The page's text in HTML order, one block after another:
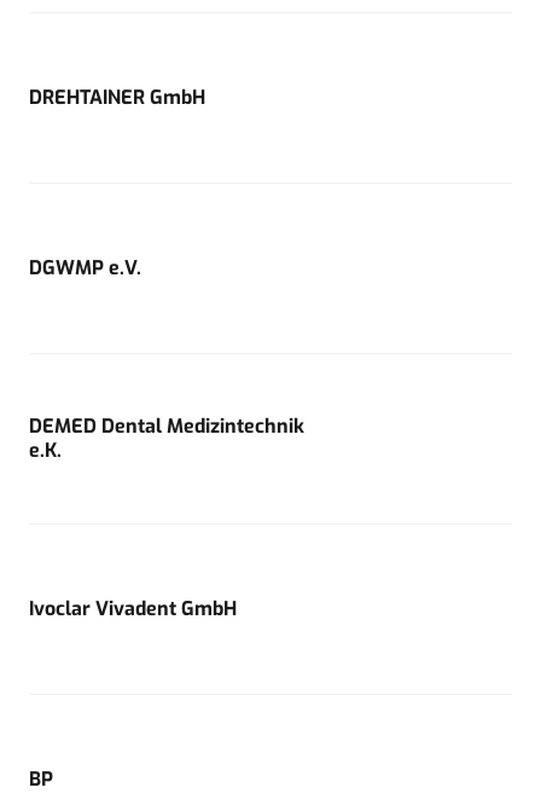
DREHTAINER GmbH
DGWMP e.V.
DEMED Dental Medizintechnik
e.K.
Ivoclar Vivadent GmbH
BP